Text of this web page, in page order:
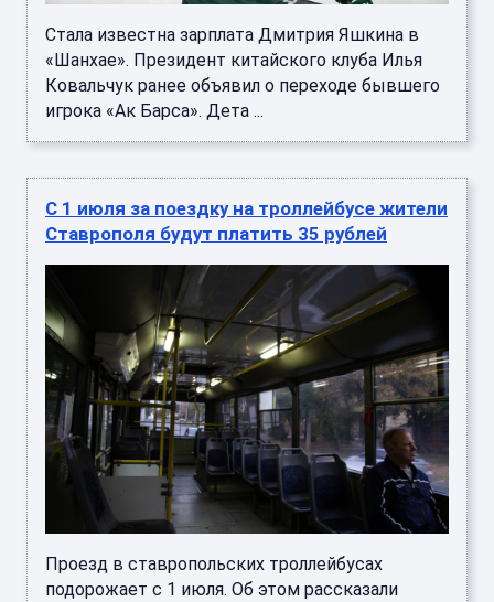
Стала известна зарплата Дмитрия Яшкина в
«Шанхае». Президент китайского клуба Илья
Ковальчук ранее объявил о переходе бывшего
игрока «Ак Барса». Дета ...
С 1 июля за поездку на троллейбусе жители
Ставрополя будут платить 35 рублей
Проезд в ставропольских троллейбусах
подорожает с 1 июля. Об этом рассказали